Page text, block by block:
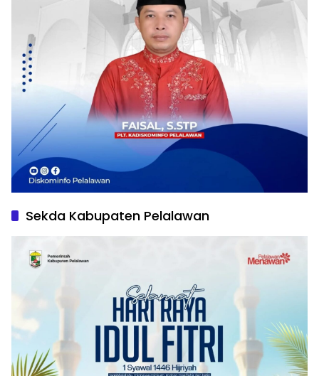
Sekda Kabupaten Pelalawan